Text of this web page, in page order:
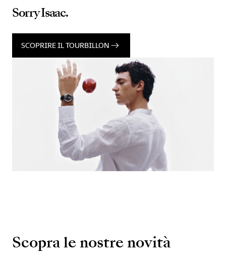
Sorry Isaac.
SCOPRIRE IL TOURBILLON
Scopra le nostre novità